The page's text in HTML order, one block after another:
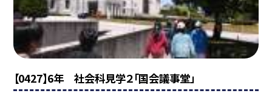
【0427】6年 社会科見学２「国会議事堂」